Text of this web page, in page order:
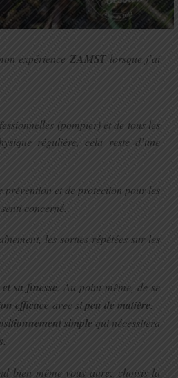
expérience ZAMST lorsque j’ai
(pompier) et de tous les
régulière, cela reste d’une
prévention et de protection pour les
concerné.
les sorties répétées sur les
sa finesse . Au point même, de se
efficace avec sipeu de matière.
simple qui nécessitera
bien même vous aurez choisis la